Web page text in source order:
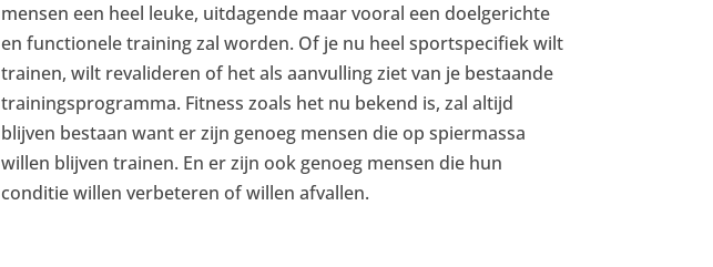
mensen een heel leuke, uitdagende maar vooral een doelgerichte
en functionele training zal worden. Of je nu heel sportspecifiek wilt
trainen, wilt revalideren of het als aanvulling ziet van je bestaande
trainingsprogramma. Fitness zoals het nu bekend is, zal altijd
blijven bestaan want er zijn genoeg mensen die op spiermassa
willen blijven trainen. En er zijn ook genoeg mensen die hun
conditie willen verbeteren of willen afvallen.